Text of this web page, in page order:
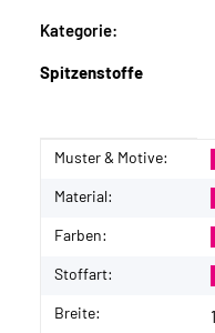
Kategorie:
Spitzenstoffe
Produkteigenschaft
Wert
Muster & Motive:
Material:
Farben:
Stoffart:
Breite: